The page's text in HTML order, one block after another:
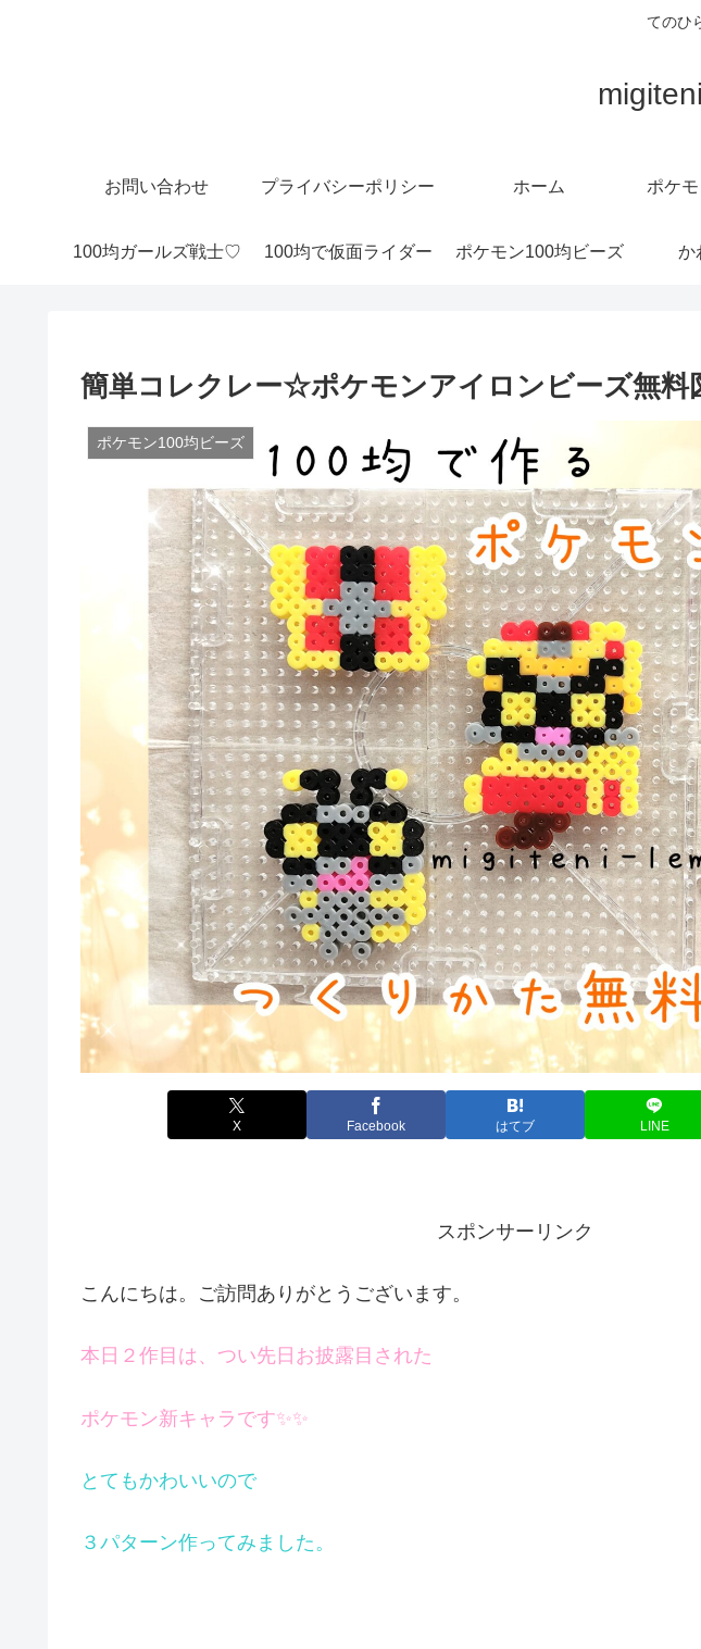
てのひ
お問い合わせ プライバシーポリシー ホーム ポケ
100均ガールズ戦士♡ 100均で仮面ライダー ポケモン100均ビーズ か
簡単コレクレー☆ポケモンアイロンビーズ無料
ポケモン100均ビーズ
X Facebook はてブ LINE
スポンサーリンク
こんにちは。ご訪問ありがとうございます。
本日２作目は、つい先日お披露目された
ポケモン新キャラです✨✨
とてもかわいいので
３パターン作ってみました。